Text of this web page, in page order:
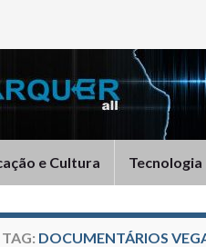
e Cultura Tecnologia
DOCUMENTÁRIOS